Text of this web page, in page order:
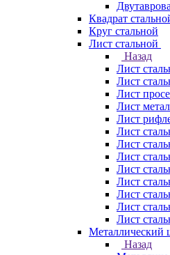
Квадрат
Круг стальной
Лист стальной
Назад
Лист
Лист
Лист
Лист
Лист
Лист
Лист
Лист
Лист
Лист
Лист
Лист
Лист
Металлический
Назад